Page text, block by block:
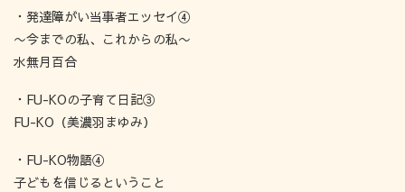
・発達障がい当事者エッセイ④
〜今までの私、これからの私〜
水無月百合
・FU-KOの子育て日記③
FU-KO（美濃羽まゆみ）
・FU-KO物語④
子どもを信じるということ